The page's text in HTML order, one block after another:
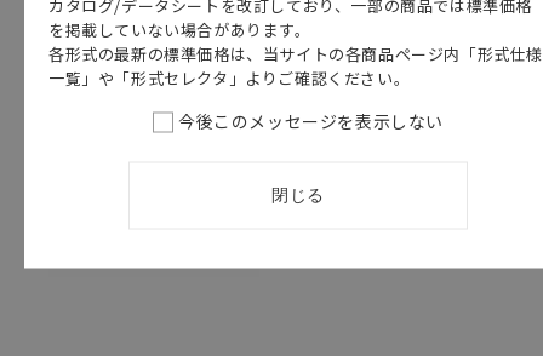
このカタログを選択
日本語
B500（3G5B2）
を掲載していない場合があります。
各形式の最新の標準価格は、当サイトの各商品ページ内「形式仕様
一覧」や「形式セレクタ」よりご確認ください。
今後このメッセージを表示しない
閉じる